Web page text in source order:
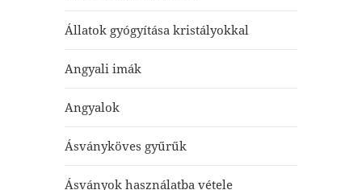
Állatok gyógyítása kristályokkal
Angyali imák
Angyalok
Ásványköves gyűrűk
Ásványok használatba vétele